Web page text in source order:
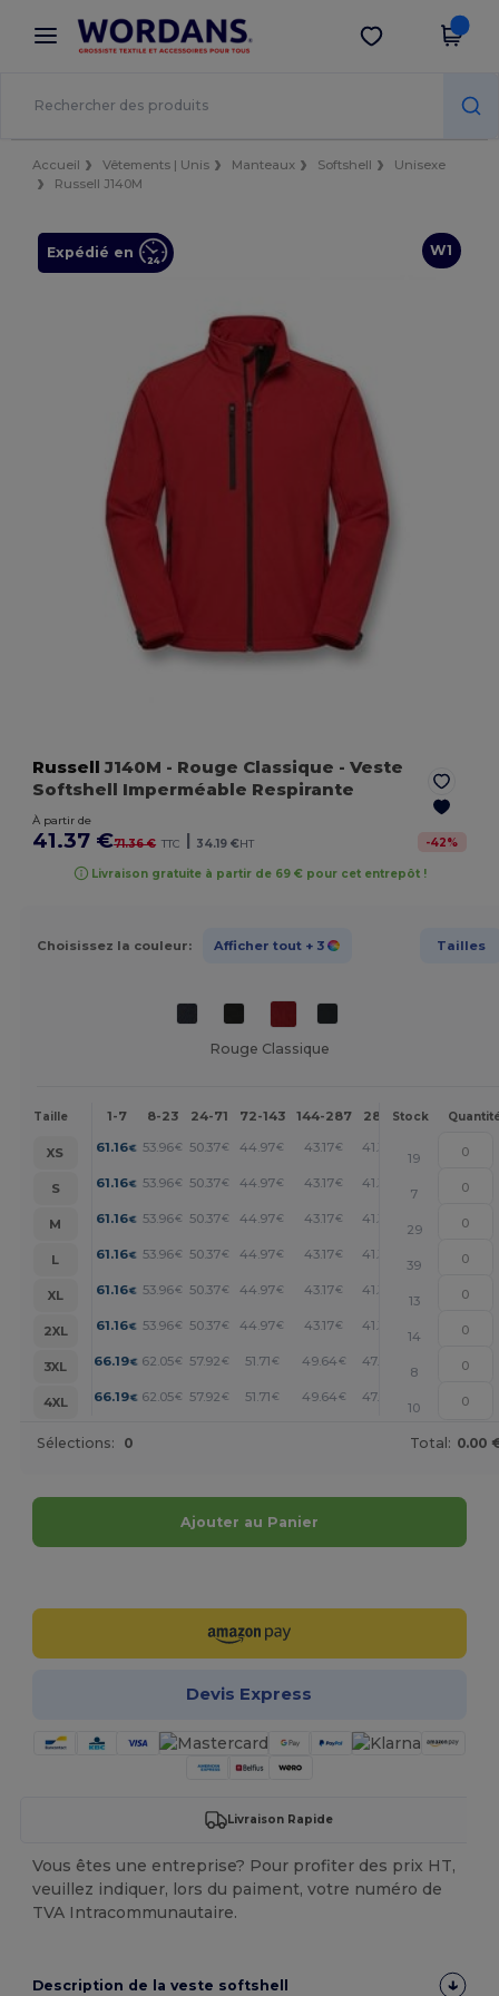
× Appli Wordans
Meilleurs prix sur l’app !
Obtenir l'appli
Accueil Vêtements | Unis Manteaux Softshell
Unisexe
Russell J140M
W1
Expédié en
Russell J140M - Rouge Classique - Veste
Softshell Imperméable Respirante
À partir de
41.37 €71.36 € TTC | 34.19 €HT -42%
Livraison gratuite à partir de 69 € pour cet entrepôt !
Choisissez la couleur: Afficher tout + 3 Tailles
Rouge Classique
Taille 1-7 8-23 24-71 72-143 144-287 288 + Plus
Stock
XS 61.16€ 53.96€ 50.37€ 44.97€ 43.17€ 41.37
19
S
61.16€ 53.96€ 50.37€ 44.97€ 43.17€ 41.37
7
M
61.16€ 53.96€ 50.37€ 44.97€ 43.17€ 41.37 +
29
L
61.16€ 53.96€ 50.37€ 44.97€ 43.17€ 41.37 +
39
XL
61.16€ 53.96€ 50.37€ 44.97€ 43.17€ 41.37
13
2XL
61.16€ 53.96€ 50.37€ 44.97€ 43.17€ 41.37
14
3XL
66.19€ 62.05€ 57.92€ 51.71€ 49.64€ 47.58
8
4XL
66.19€ 62.05€ 57.92€ 51.71€ 49.64€ 47.58
10
Sélections: 0 Total: 0.00
Ajouter au Panier
Devis Express
Livraison Rapide
Vous êtes une entreprise? Pour profiter des prix HT,
veuillez indiquer, lors du paiment, votre numéro de
TVA Intracommunautaire.
Description de la veste softshell